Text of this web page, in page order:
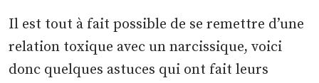
Il est tout à fait possible de se remettre d’une
relation toxique avec un narcissique, voici
donc quelques astuces qui ont fait leurs